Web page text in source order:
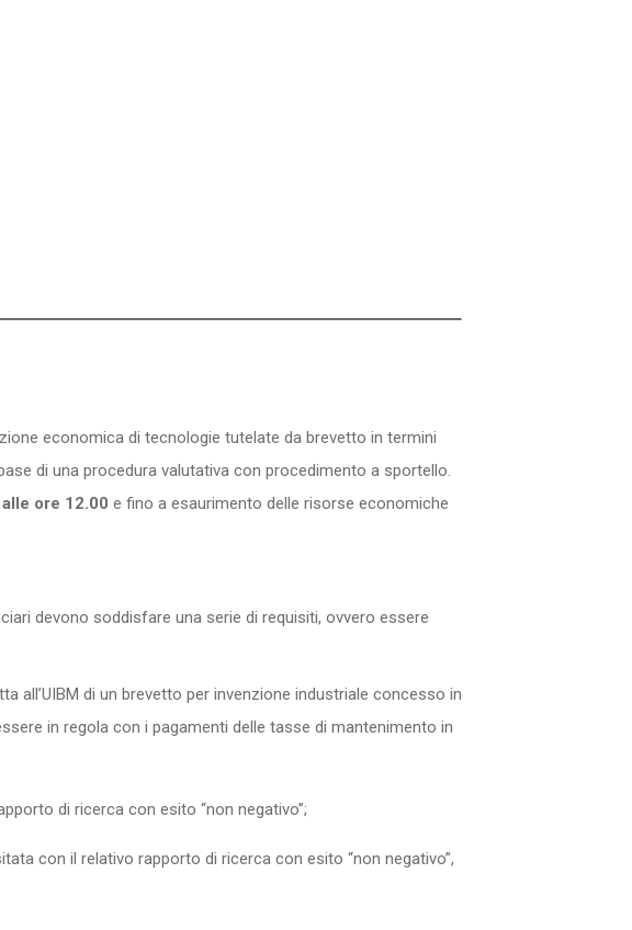
economica di tecnologie tutelate da brevetto in termini
di una procedura valutativa con procedimento a sportello.
ore 12.00 e fino a esaurimento delle risorse economiche
devono soddisfare una serie di requisiti, ovvero essere
all’UIBM di un brevetto per invenzione industriale concesso in
in regola con i pagamenti delle tasse di mantenimento in
di ricerca con esito “non negativo”;
con il relativo rapporto di ricerca con esito “non negativo”,